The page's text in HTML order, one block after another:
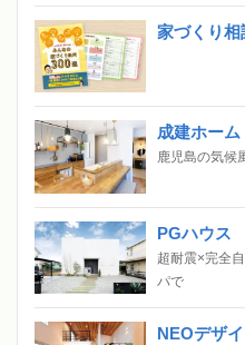
家づくり相
成建ホーム
鹿児島の気候
PGハウス
超耐震×完全
パで
NEOデザ